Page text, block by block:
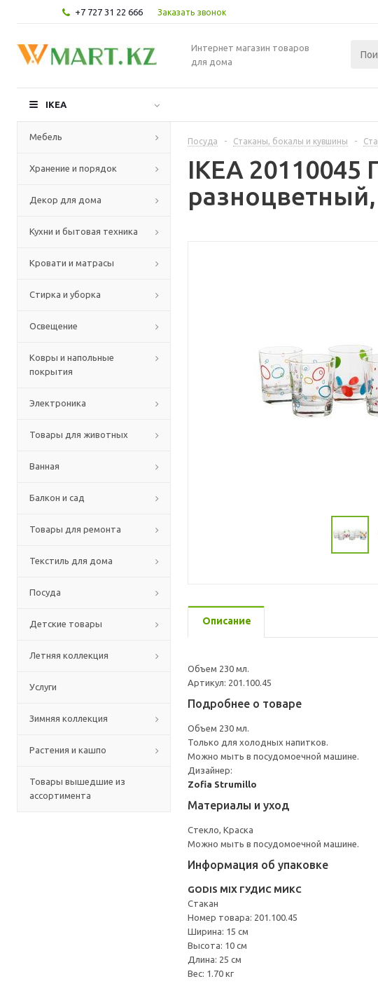
+7 727 31 22 666 Заказать звонок
Интернет магазин товаров
для дома
IKEA
Мебель
Хранение и порядок
Декор для дома
Кухни и бытовая техника
Кровати и матрасы
Стирка и уборка
Освещение
Ковры и напольные
покрытия
Электроника
Товары для животных
Ванная
Балкон и сад
Товары для ремонта
Текстиль для дома
Посуда
Детские товары
Летняя коллекция
Услуги
Зимняя коллекция
Растения и кашпо
Товары вышедшие из
ассортимента
Посуда - Стаканы, бокалы и кувшины -
IKEA
разноцветный,
Описание
Объем 230 мл.
Артикул: 201.100.45
Подробнее о товаре
Объем 230 мл.
Только для холодных напитков.
Можно мыть в посудомоечной машине.
Дизайнер:
Zofia Strumillo
Материалы и уход
Стекло, Краска
Можно мыть в посудомоечной машине.
Информация об упаковке
GODIS MIX ГУДИС МИКС
Стакан
Номер товара: 201.100.45
Ширина: 15 см
Высота: 10 см
Длина: 25 см
Вес: 1.70 кг